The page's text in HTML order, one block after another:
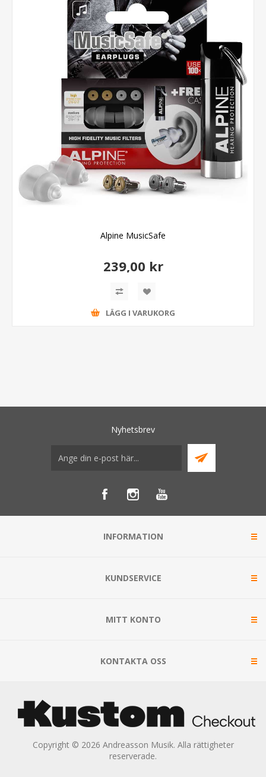
Alpine MusicSafe
239,00 kr
LÄGG I VARUKORG
Nyhetsbrev
INFORMATION
KUNDSERVICE
MITT KONTO
KONTAKTA OSS
Copyright © 2026 Andreasson Musik. Alla rättigheter
reserverade.